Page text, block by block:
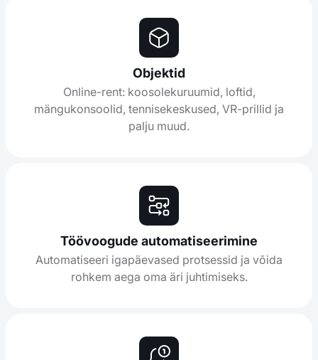
Objektid
Online-rent: koosolekuruumid, loftid,
mängukonsoolid, tennisekeskused, VR-prillid ja
palju muud.
Töövoogude automatiseerimine
Automatiseeri igapäevased protsessid ja võida
rohkem aega oma äri juhtimiseks.